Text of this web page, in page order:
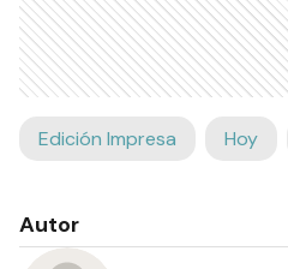
Edición Impresa Hoy
Autor